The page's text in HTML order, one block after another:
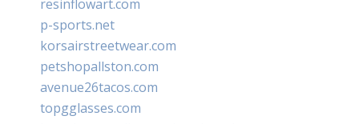
resinflowart.com
p-sports.net
korsairstreetwear.com
petshopallston.com
avenue26tacos.com
topgglasses.com